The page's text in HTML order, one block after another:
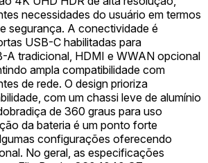
necessidades do usuário em termos
segurança. A conectividade é
USB-C habilitadas para
A tradicional, HDMI e WWAN opcional
ampla compatibilidade com
de rede. O design prioriza
com um chassi leve de alumínio
de 360 graus para uso
da bateria é um ponto forte
configurações oferecendo
No geral, as especificações